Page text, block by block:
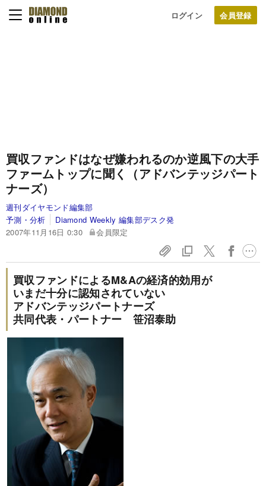
ログイン
買収ファンドはなぜ嫌われるのか逆風下の大手
ファームトップに聞く（アドバンテッジパート
ナーズ）
週刊ダイヤモンド編集部
予測・分析
Diamond Weekly 編集部デスク発
2007年11月16日 0:30
会員限定
買収ファンドによるM&Aの経済的効用が
いまだ十分に認知されていない
アドバンテッジパートナーズ
共同代表・パートナー 笹沼泰助